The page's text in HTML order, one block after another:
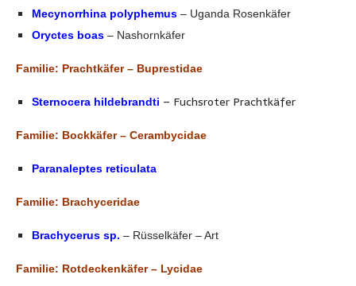
Mecynorrhina polyphemus – Uganda Rosenkäfer
Oryctes boas – Nashornkäfer
Familie: Prachtkäfer – Buprestidae
Sternocera hildebrandti – Fuchsroter Prachtkäfer
Familie: Bockkäfer – Cerambycidae
Paranaleptes reticulata
Familie: Brachyceridae
Brachycerus sp. – Rüsselkäfer – Art
Familie: Rotdeckenkäfer – Lycidae